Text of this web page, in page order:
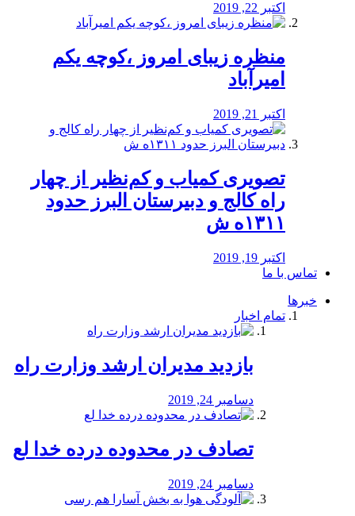
اکتبر 22, 2019
منظره‌‌ زیبای امروز ،کوچه یکم
امیرآباد
اکتبر 21, 2019
️تصویری کمیاب و کم‌نظیر از چهار
راه كالج و دبيرستان البرز حدود
۱۳۱۱ه ش
اکتبر 19, 2019
تماس با ما
خبرها
تمام اخبار
بازدید مدیران ارشد وزارت راه
دسامبر 24, 2019
تصادف در محدوده درده خدا لع
دسامبر 24, 2019